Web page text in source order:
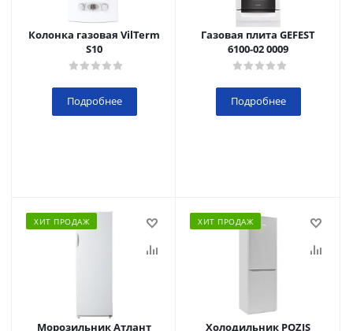
Колонка газовая VilTerm
S10
Подробнее
Газовая плита GEFEST
6100-02 0009
Подробнее
ХИТ ПРОДАЖ
Морозильник Атлант
ХИТ ПРОДАЖ
Холодильник POZIS